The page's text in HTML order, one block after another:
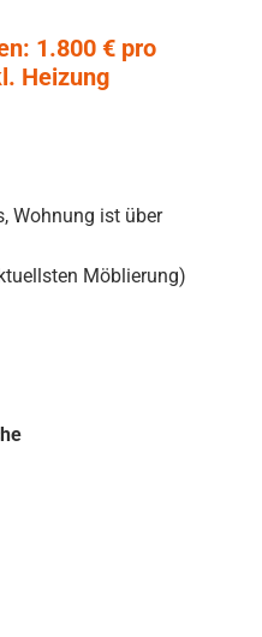
1.800 € pro
Heizung
Wohnung ist über
Möblierung)